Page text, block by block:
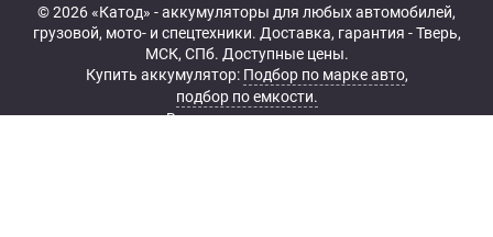
© 2026 «Катод» - аккумуляторы для любых автомобилей,
грузовой, мото- и спецтехники. Доставка, гарантия - Тверь,
МСК, СПб. Доступные цены.
Купить аккумулятор: Подбор по марке авто,
подбор по емкости.
Все права защищены.